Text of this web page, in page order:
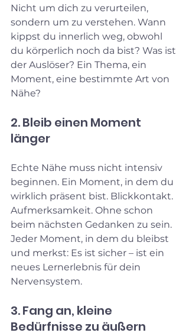
Nicht um dich zu verurteilen,
sondern um zu verstehen. Wann
kippst du innerlich weg, obwohl
du körperlich noch da bist? Was ist
der Auslöser? Ein Thema, ein
Moment, eine bestimmte Art von
Nähe?
2. Bleib einen Moment
länger
Echte Nähe muss nicht intensiv
beginnen. Ein Moment, in dem du
wirklich präsent bist. Blickkontakt.
Aufmerksamkeit. Ohne schon
beim nächsten Gedanken zu sein.
Jeder Moment, in dem du bleibst
und merkst: Es ist sicher – ist ein
neues Lernerlebnis für dein
Nervensystem.
3. Fang an, kleine
Bedürfnisse zu äußern